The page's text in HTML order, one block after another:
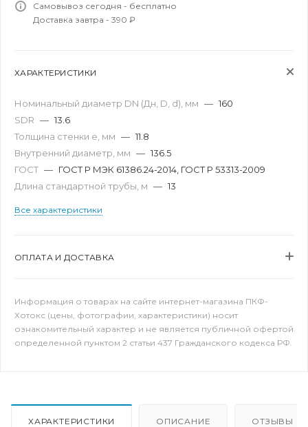
Самовывоз сегодня - бесплатно
Доставка завтра - 390 ₽
ХАРАКТЕРИСТИКИ
Номинальный диаметр DN (Дн, D, d), мм — 160
SDR — 13.6
Толщина стенки e, мм — 11.8
Внутренний диаметр, мм — 136.5
ГОСТ — ГОСТ Р МЭК 61386.24-2014, ГОСТ Р 53313-2009
Длина стандартной трубы, м — 13
Все характеристики
ОПЛАТА И ДОСТАВКА
Информация о товарах на сайте интернет-магазина ПКФ-
Хотокс (цены, фотографии, характеристики) носит
ознакомительный характер и не является публичной офертой
определенной пунктом 2 статьи 437 Гражданского кодекса РФ.
ХАРАКТЕРИСТИКИ ОПИСАНИЕ ОТЗЫВЫ